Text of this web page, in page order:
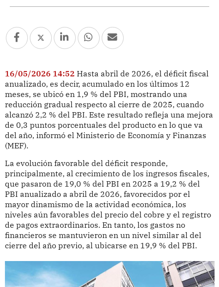
16/05/2026 14:52 Hasta abril de 2026, el déficit fiscal
anualizado, es decir, acumulado en los últimos 12
meses, se ubicó en 1,9 % del PBI, mostrando una
reducción gradual respecto al cierre de 2025, cuando
alcanzó 2,2 % del PBI. Este resultado refleja una mejora
de 0,3 puntos porcentuales del producto en lo que va
del año, informó el Ministerio de Economía y Finanzas
(MEF).
La evolución favorable del déficit responde,
principalmente, al crecimiento de los ingresos fiscales,
que pasaron de 19,0 % del PBI en 2025 a 19,2 % del
PBI anualizado a abril de 2026, favorecidos por el
mayor dinamismo de la actividad económica, los
niveles aún favorables del precio del cobre y el registro
de pagos extraordinarios. En tanto, los gastos no
financieros se mantuvieron en un nivel similar al del
cierre del año previo, al ubicarse en 19,9 % del PBI.